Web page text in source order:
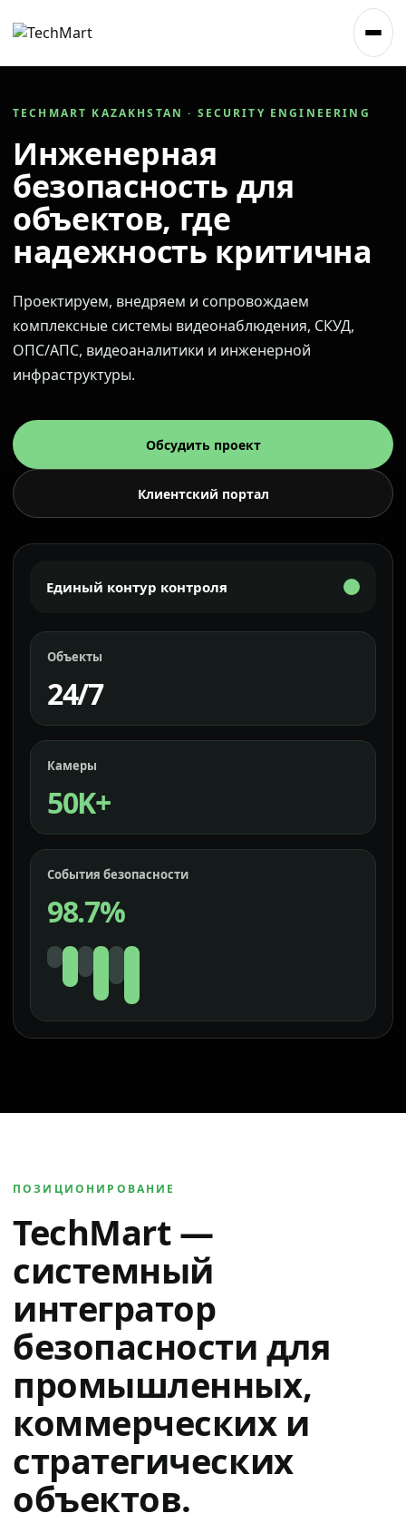
TECHMART KAZAKHSTAN · SECURITY ENGINEERING
Инженерная
безопасность для
объектов, где
надежность критична
Проектируем, внедряем и сопровождаем
комплексные системы видеонаблюдения, СКУД,
ОПС/АПС, видеоаналитики и инженерной
инфраструктуры.
Обсудить проект
Клиентский портал
Единый контур контроля
Объекты
24/7
Камеры
50K+
События безопасности
98.7%
ПОЗИЦИОНИРОВАНИЕ
TechMart —
системный
интегратор
безопасности для
промышленных,
коммерческих и
стратегических
объектов.